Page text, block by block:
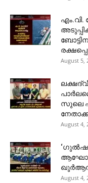
​എം.വി.
August 5,
സുലെ
August 4,
ഖുർആൻ
August 4,